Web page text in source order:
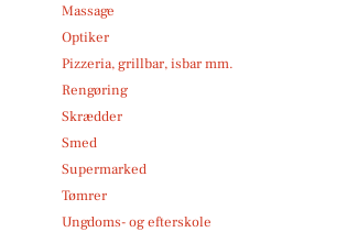
Massage
Optiker
Pizzeria, grillbar, isbar mm.
Rengøring
Skrædder
Smed
Supermarked
Tømrer
Ungdoms- og efterskole